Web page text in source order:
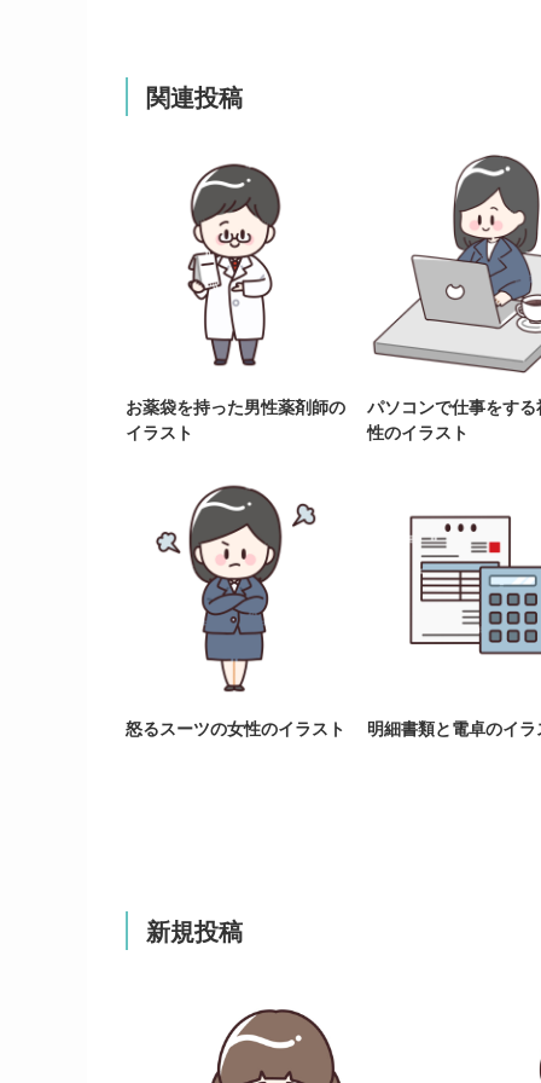
関連投稿
お薬袋を持った男性薬剤師の
イラスト
パソコンで仕事をす
性のイラスト
怒るスーツの女性のイラスト 明細書類と電卓のイラ
新規投稿